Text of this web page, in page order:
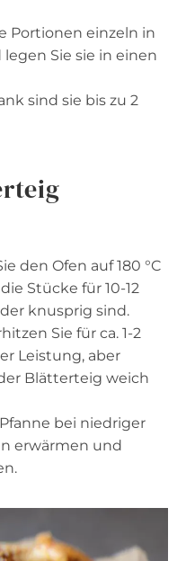
Portionen einzeln in
Sie sie in einen
sind sie bis zu 2
den Ofen auf 180 °C
Stücke für 10-12
knusprig sind.
Sie für ca. 1-2
Leistung, aber
Blätterteig weich
bei niedriger
erwärmen und